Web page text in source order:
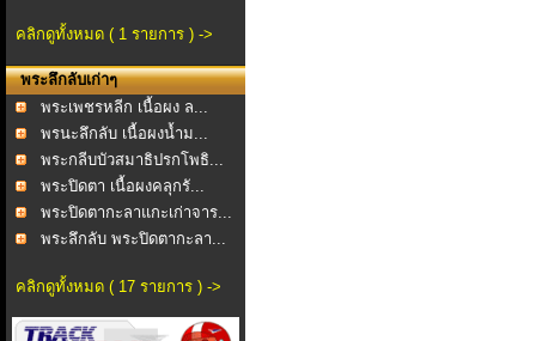
คลิกดูทั้งหมด ( 1 รายการ ) ->
พระลึกลับเก่าๆ
พระเพชรหลีก เนื้อผง ล...
พรนะลึกลับ เนื้อผงน้ำม...
พระกลีบบัวสมาธิปรกโพธิ...
พระปิดตา เนื้อผงคลุกรั...
พระปิดตากะลาแกะเก่าจาร...
พระลึกลับ พระปิดตากะลา...
คลิกดูทั้งหมด ( 17 รายการ ) ->